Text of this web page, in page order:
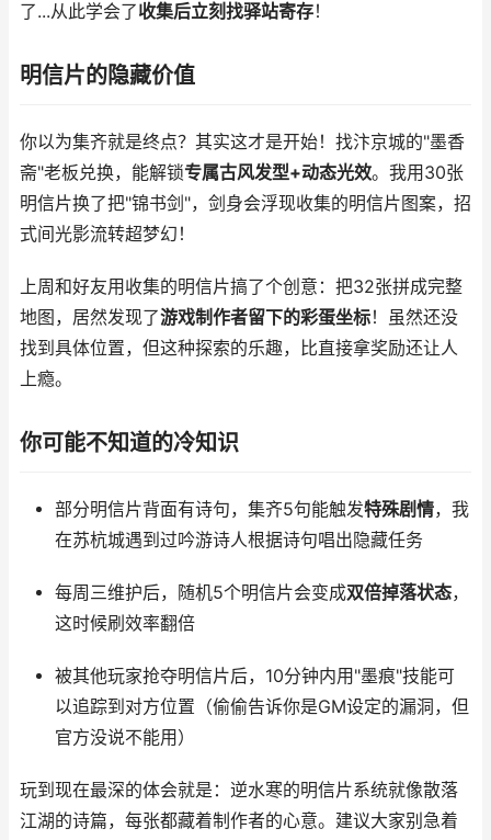
了...从此学会了收集后立刻找驿站寄存！
明信片的隐藏价值
你以为集齐就是终点？其实这才是开始！找汴京城的"墨香
斋"老板兑换，能解锁专属古风发型+动态光效。我用30张
明信片换了把"锦书剑"，剑身会浮现收集的明信片图案，招
式间光影流转超梦幻！
上周和好友用收集的明信片搞了个创意：把32张拼成完整
地图，居然发现了游戏制作者留下的彩蛋坐标！虽然还没
找到具体位置，但这种探索的乐趣，比直接拿奖励还让人
上瘾。
你可能不知道的冷知识
部分明信片背面有诗句，集齐5句能触发特殊剧情，我
在苏杭城遇到过吟游诗人根据诗句唱出隐藏任务
每周三维护后，随机5个明信片会变成双倍掉落状态，
这时候刷效率翻倍
被其他玩家抢夺明信片后，10分钟内用"墨痕"技能可
以追踪到对方位置（偷偷告诉你是GM设定的漏洞，但
官方没说不能用）
玩到现在最深的体会就是：逆水寒的明信片系统就像散落
江湖的诗篇，每张都藏着制作者的心意。建议大家别急着